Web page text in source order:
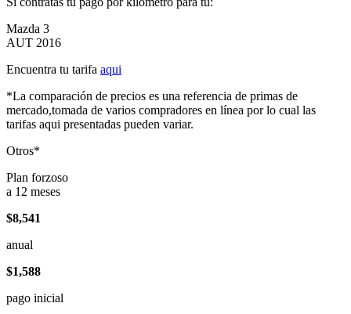
Mazda 3
AUT 2016
Encuentra tu tarifa aqui
*La comparación de precios es una referencia de primas de
mercado,tomada de varios compradores en línea por lo cual las
tarifas aqui presentadas pueden variar.
Otros*
Plan forzoso
a 12 meses
$8,541
anual
$1,588
pago inicial